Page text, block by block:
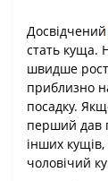
Досвідчений
стать куща.
швидше
приблизно
посадку.
перший дав
інших
чоловічий